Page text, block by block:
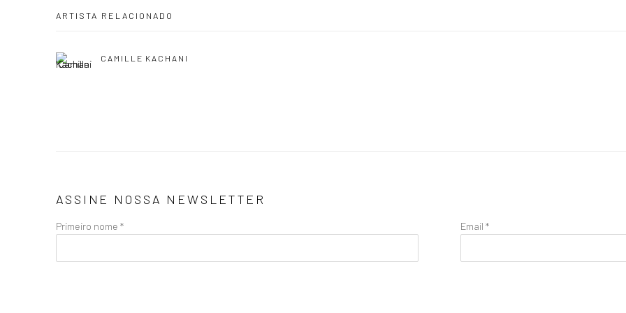
ARTISTA RELACIONADO
CAMILLE KACHANI
ASSINE NOSSA NEWSLETTER
Primeiro nome * Email *